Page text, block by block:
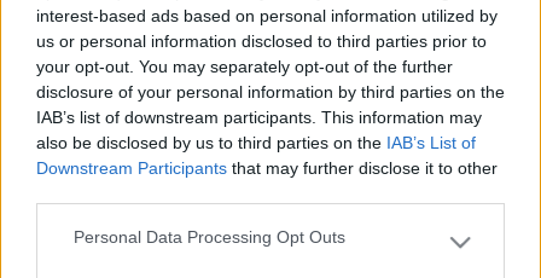
interest-based ads based on personal information utilized by
us or personal information disclosed to third parties prior to
your opt-out. You may separately opt-out of the further
disclosure of your personal information by third parties on the
IAB’s list of downstream participants. This information may
also be disclosed by us to third parties on the IAB’s List of
Downstream Participants that may further disclose it to other
Please note that this website/app uses one or more Google
Personal Data Processing Opt Outs